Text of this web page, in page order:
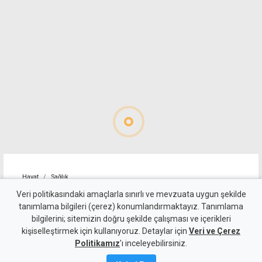
Hayat Sağlık
8 Ağustos Cumartesi günü
KKTC'de açık olan eczaneler
8 Ağustos 2026
Veri politikasındaki amaçlarla sınırlı ve mevzuata uygun şekilde
tanımlama bilgileri (çerez) konumlandırmaktayız. Tanımlama
bilgilerini; sitemizin doğru şekilde çalışması ve içerikleri
kişiselleştirmek için kullanıyoruz. Detaylar için Veri ve Çerez
Politikamız'ı inceleyebilirsiniz.